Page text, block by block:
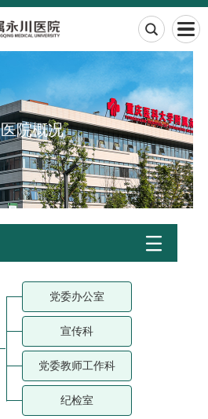

医院概况

党委办公室
宣传科
党委教师工作科
纪检室